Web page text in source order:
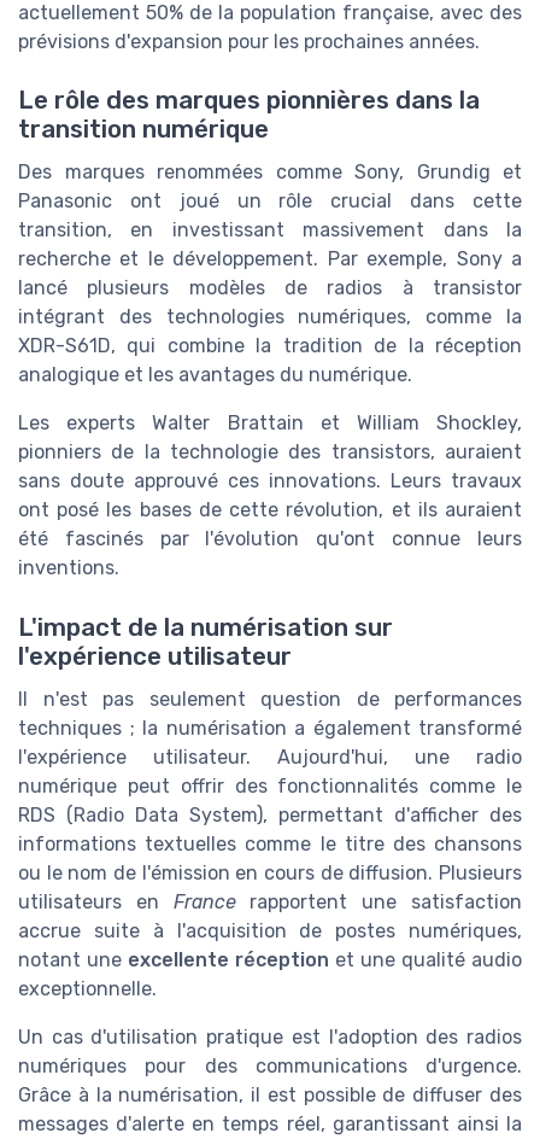
actuellement 50% de la population française, avec des
prévisions d'expansion pour les prochaines années.
Le rôle des marques pionnières dans la
transition numérique
Des marques renommées comme Sony, Grundig et
Panasonic ont joué un rôle crucial dans cette
transition, en investissant massivement dans la
recherche et le développement. Par exemple, Sony a
lancé plusieurs modèles de radios à transistor
intégrant des technologies numériques, comme la
XDR-S61D, qui combine la tradition de la réception
analogique et les avantages du numérique.
Les experts Walter Brattain et William Shockley,
pionniers de la technologie des transistors, auraient
sans doute approuvé ces innovations. Leurs travaux
ont posé les bases de cette révolution, et ils auraient
été fascinés par l'évolution qu'ont connue leurs
inventions.
L'impact de la numérisation sur
l'expérience utilisateur
Il n'est pas seulement question de performances
techniques ; la numérisation a également transformé
l'expérience utilisateur. Aujourd'hui, une radio
numérique peut offrir des fonctionnalités comme le
RDS (Radio Data System), permettant d'afficher des
informations textuelles comme le titre des chansons
ou le nom de l'émission en cours de diffusion. Plusieurs
utilisateurs en Francerapportent une satisfaction
accrue suite à l'acquisition de postes numériques,
notant une excellente réception et une qualité audio
exceptionnelle.
Un cas d'utilisation pratique est l'adoption des radios
numériques pour des communications d'urgence.
Grâce à la numérisation, il est possible de diffuser des
messages d'alerte en temps réel, garantissant ainsi la